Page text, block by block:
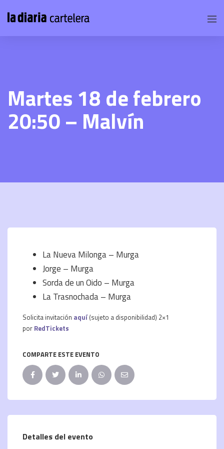
Martes 18 de febrero
20:50 – Malvín
La Nueva Milonga – Murga
Jorge – Murga
Sorda de un Oido – Murga
La Trasnochada – Murga
Solicita invitación aquí(sujeto a disponibilidad) 2×1
por RedTickets
COMPARTE ESTE EVENTO
Detalles del evento